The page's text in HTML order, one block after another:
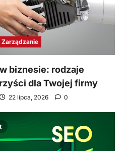
Zarządzanie
biznesie: rodzaje
dla Twojej firmy
22 lipca, 2026 0